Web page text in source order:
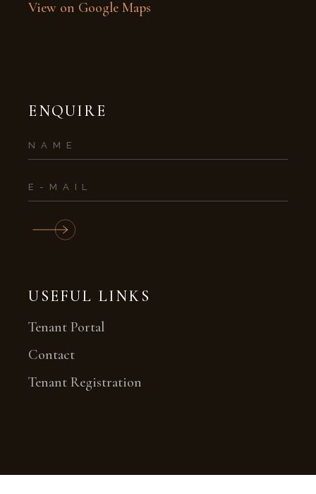
View on Google Maps
ENQUIRE
USEFUL LINKS
Tenant Portal
Contact
Tenant Registration